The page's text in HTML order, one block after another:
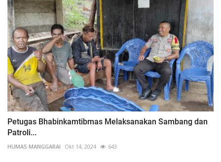
Petugas Bhabinkamtibmas Melaksanakan Sambang dan
Patroli...
HUMAS MANGGARAI Okt 14, 2024 643